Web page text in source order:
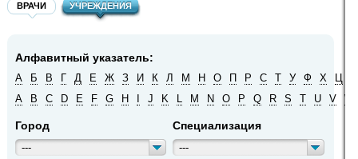
ВРАЧИ УЧРЕЖДЕНИЯ
Алфавитный указатель:
А Б В Г Д Е Ж З И К Л М Н О П Р С Т У Ф Х Ц
A
B C D E F G H J K L M N O P Q R S T U V W
Город
---
Специализация
---